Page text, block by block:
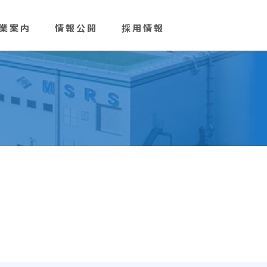
案内 情報公開 採用情報